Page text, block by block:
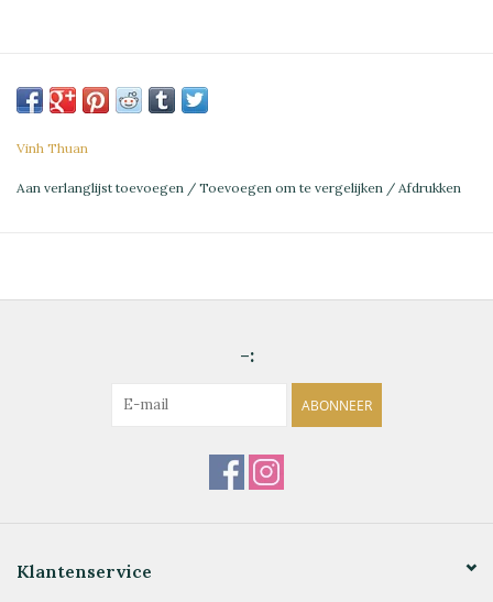
Vinh Thuan
Aan verlanglijst toevoegen / Toevoegen om te vergelijken / Afdrukken
-:
ABONNEER
Klantenservice